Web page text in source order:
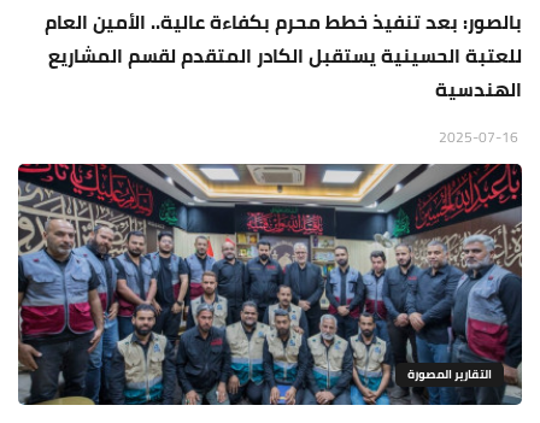
بالصور: بعد تنفيذ خطط محرم بكفاءة عالية.. الأمين العام
للعتبة الحسينية يستقبل الكادر المتقدم لقسم المشاريع
الهندسية
التقارير المصورة